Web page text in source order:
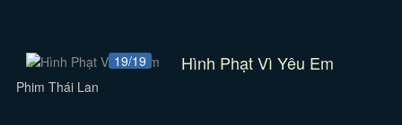
19/19 Hình Phạt Vì Yêu Em
Phim Thái Lan